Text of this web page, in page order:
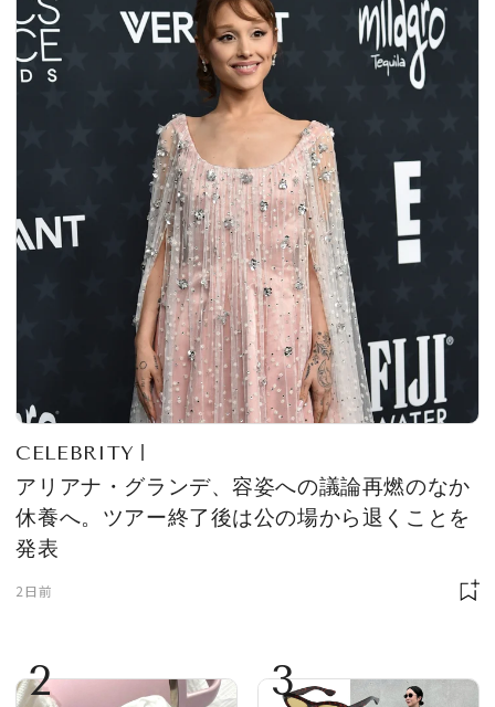
CELEBRITY
アリアナ・グランデ、容姿への議論再燃のなか
休養へ。ツアー終了後は公の場から退くことを
発表
2日前
2 3